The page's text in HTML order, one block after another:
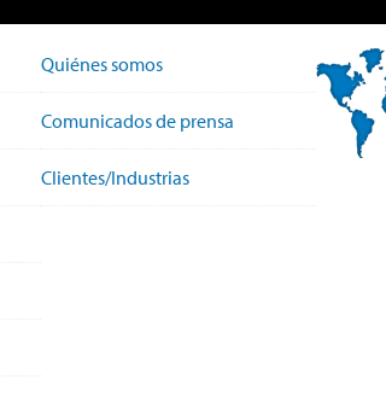
Quiénes somos
Comunicados de prensa
Clientes/Industrias